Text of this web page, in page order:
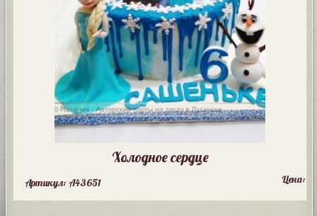
Холодное сердце
Артикул: A43651 Цена: